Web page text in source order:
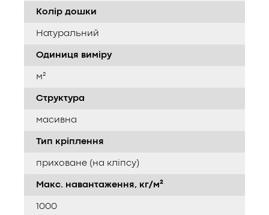
Колір дошки
Натуральний
Одиниця виміру
м²
Структура
масивна
Тип кріплення
приховане (на кліпсу)
Макс. навантаження, кг/м²
1000